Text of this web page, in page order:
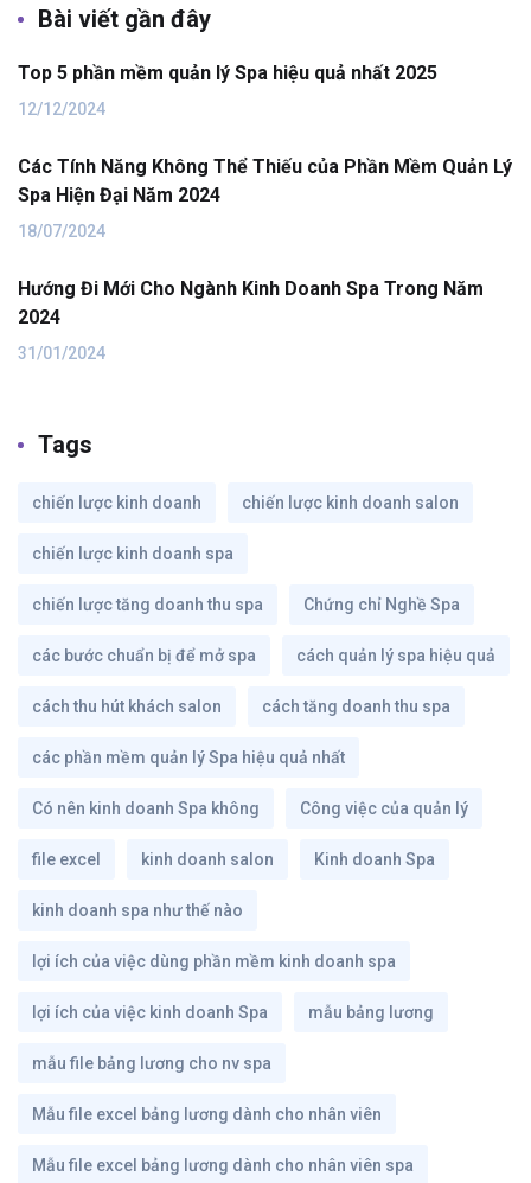
Bài viết gần đây
Top 5 phần mềm quản lý Spa hiệu quả nhất 2025
12/12/2024
Các Tính Năng Không Thể Thiếu của Phần Mềm Quản Lý
Spa Hiện Đại Năm 2024
18/07/2024
Hướng Đi Mới Cho Ngành Kinh Doanh Spa Trong Năm
2024
31/01/2024
Tags
chiến lược kinh doanh chiến lược kinh doanh salon
chiến lược kinh doanh spa
chiến lược tăng doanh thu spa Chứng chỉ Nghề Spa
các bước chuẩn bị để mở spa cách quản lý spa hiệu quả
cách thu hút khách salon cách tăng doanh thu spa
các phần mềm quản lý Spa hiệu quả nhất
Có nên kinh doanh Spa không Công việc của quản lý
file excel kinh doanh salon Kinh doanh Spa
kinh doanh spa như thế nào
lợi ích của việc dùng phần mềm kinh doanh spa
lợi ích của việc kinh doanh Spa mẫu bảng lương
mẫu file bảng lương cho nv spa
Mẫu file excel bảng lương dành cho nhân viên
Mẫu file excel bảng lương dành cho nhân viên spa